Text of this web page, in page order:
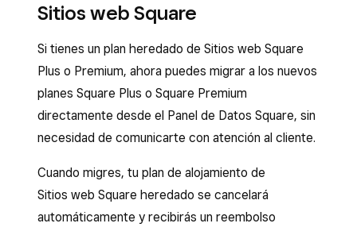
Sitios web Square
Si tienes un plan heredado de Sitios web Square
Plus o Premium, ahora puedes migrar a los nuevos
planes Square Plus o Square Premium
directamente desde el Panel de Datos Square, sin
necesidad de comunicarte con atención al cliente.
Cuando migres, tu plan de alojamiento de
Sitios web Square heredado se cancelará
automáticamente y recibirás un reembolso